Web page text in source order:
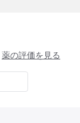
薬の評価を見る